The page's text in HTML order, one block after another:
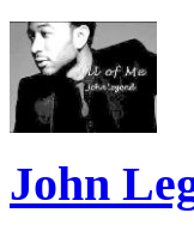
John